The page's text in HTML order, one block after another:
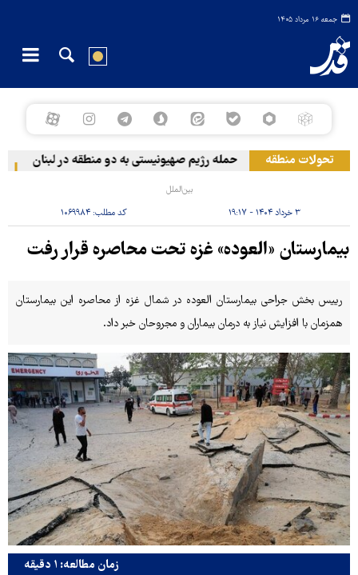
جمعه ۱۶ مرداد ۱۴۰۵
تحولات منطقه حمله رژیم صهیونیستی به دو منطقه در لبنان
بین‌الملل
۳ خرداد ۱۴۰۴ - ۱۹:۱۷ کد مطلب:۱۰۶۹۹۸۴
بیمارستان «العوده» غزه تحت محاصره قرار رفت
رییس بخش جراحی بیمارستان العوده در شمال غزه از محاصره این بیمارستان
همزمان با افزایش نیاز به درمان بیماران و مجروحان خبر داد.
زمان مطالعه: ۱ دقیقه